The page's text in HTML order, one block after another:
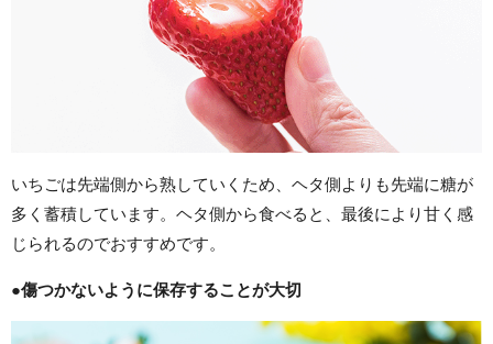
いちごは先端側から熟していくため、ヘタ側よりも先端に糖が
多く蓄積しています。ヘタ側から食べると、最後により甘く感
じられるのでおすすめです。
●傷つかないように保存することが大切